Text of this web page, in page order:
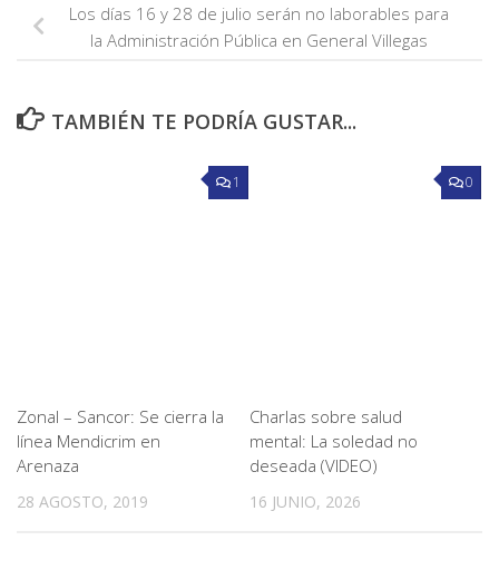
Los días 16 y 28 de julio serán no laborables para
la Administración Pública en General Villegas
TAMBIÉN TE PODRÍA GUSTAR...
1
Zonal – Sancor: Se cierra la
línea Mendicrim en
Arenaza
28 AGOSTO, 2019
0
Charlas sobre salud
mental: La soledad no
deseada (VIDEO)
16 JUNIO, 2026